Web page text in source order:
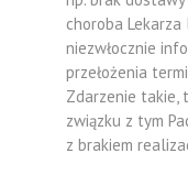
choroba
niezwłocznie
przełożenia
Zdarzenie takie,
związku z tym
z brakiem